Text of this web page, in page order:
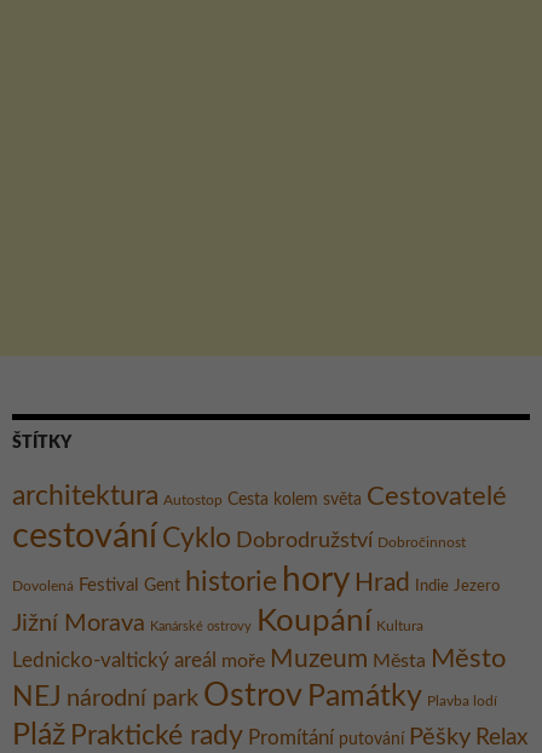
ŠTÍTKY
architektura Autostop Cesta kolem světa Cestovatelé
cestování Cyklo Dobrodružství Dobročinnost
Dovolená Festival Gent historie hory Hrad Indie Jezero
Jižní Morava Kanárské ostrovy Koupání Kultura
Lednicko-valtický areál moře Muzeum Města Město
NEJ národní park Ostrov Památky Plavba lodí
Pláž Praktické rady Promítání putování Pěšky Relax